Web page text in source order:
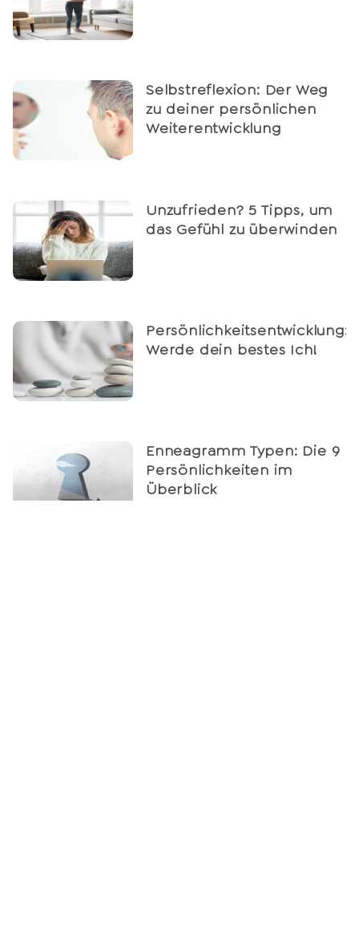
Selbstreflexion: Der Weg
zu deiner persönlichen
Weiterentwicklung
Unzufrieden? 5 Tipps, um
das Gefühl zu überwinden
Persönlichkeitsentwicklung:
Werde dein bestes Ich!
Enneagramm Typen: Die 9
Persönlichkeiten im
Überblick